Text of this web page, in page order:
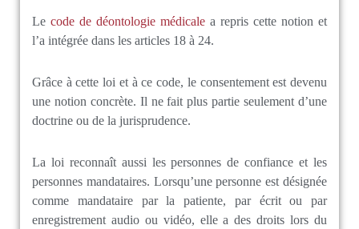
Le code de déontologie médicale a repris cette notion et
l’a intégrée dans les articles 18 à 24.
Grâce à cette loi et à ce code, le consentement est devenu
une notion concrète. Il ne fait plus partie seulement d’une
doctrine ou de la jurisprudence.
La loi reconnaît aussi les personnes de confiance et les
personnes mandataires. Lorsqu’une personne est désignée
comme mandataire par la patiente, par écrit ou par
enregistrement audio ou vidéo, elle a des droits lors du